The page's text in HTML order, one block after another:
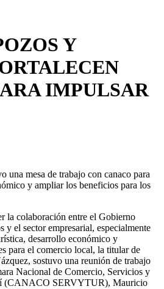
Y
IMPULSAR
una mesa de trabajo con canaco para
y ampliar los beneficios para los
la colaboración entre el Gobierno
el sector empresarial, especialmente
desarrollo económico y
para el comercio local, la titular de
sostuvo una reunión de trabajo
Nacional de Comercio, Servicios y
(CANACO SERVYTUR), Mauricio